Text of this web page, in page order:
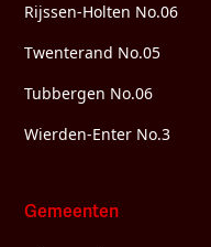
Rijssen-Holten No.06
Twenterand No.05
Tubbergen No.06
Wierden-Enter No.3
Gemeenten